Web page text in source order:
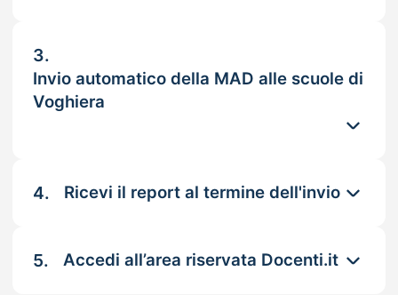
3.
Invio automatico della MAD alle scuole di
Voghiera
4. Ricevi il report al termine dell'invio
5. Accedi all’area riservata Docenti.it